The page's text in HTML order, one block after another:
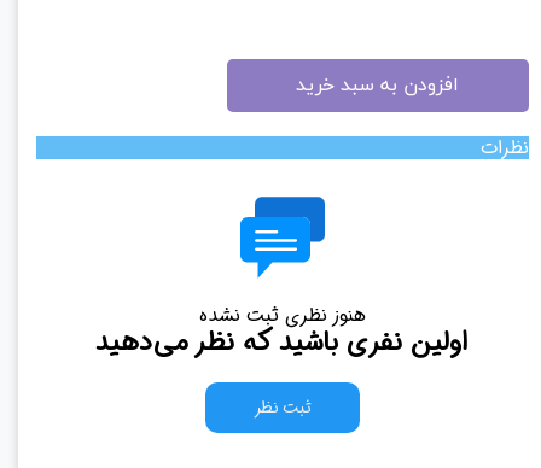
افزودن به سبد خرید
نظرات
هنوز نظری ثبت نشده
اولین نفری باشید که نظر می‌دهید
ثبت نظر